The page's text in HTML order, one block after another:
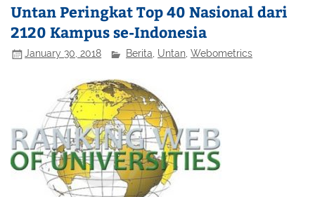
Untan Peringkat Top 40 Nasional dari
2120 Kampus se-Indonesia
January 30, 2018 Berita Untan ,Webometrics